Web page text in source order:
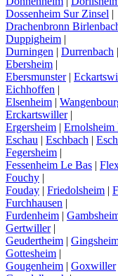
Dossenheim Sur Zinsel |
Drachenbronn
Duppigheim |
Durningen | Durrenbach |
Ebersheim |
Ebersmunster |
Eichhoffen |
Elsenheim |
Erckartswiller |
Ergersheim | Ernolsheim
Eschau | Eschbach |
Fegersheim |
Fessenheim Le Bas |
Fouchy |
Fouday | Friedolsheim |
Furchhausen |
Furdenheim |
Gertwiller |
Geudertheim |
Gottesheim |
Gougenheim | Goxwiller